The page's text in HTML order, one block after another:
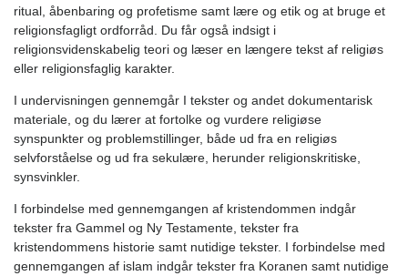
ritual, åbenbaring og profetisme samt lære og etik og at bruge et
religionsfagligt ordforråd. Du får også indsigt i
religionsvidenskabelig teori og læser en længere tekst af religiøs
eller religionsfaglig karakter.
I undervisningen gennemgår I tekster og andet dokumentarisk
materiale, og du lærer at fortolke og vurdere religiøse
synspunkter og problemstillinger, både ud fra en religiøs
selvforståelse og ud fra sekulære, herunder religionskritiske,
synsvinkler.
I forbindelse med gennemgangen af kristendommen indgår
tekster fra Gammel og Ny Testamente, tekster fra
kristendommens historie samt nutidige tekster. I forbindelse med
gennemgangen af islam indgår tekster fra Koranen samt nutidige